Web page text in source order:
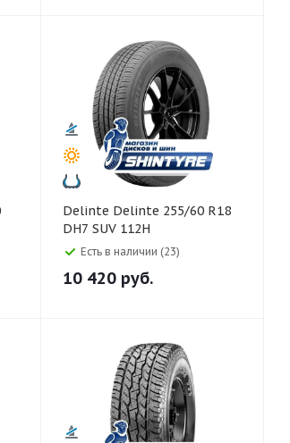
Delinte Delinte 255/60 R18
DH7 SUV 112H
Есть в наличии (23)
10 420 руб.